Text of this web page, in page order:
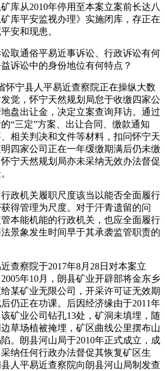
库从2010年停用至本案立案前长达八
库平安监视办理》实施闭库，存正在
安和现患。
通俗平易近事诉讼、行政诉讼有何
诉讼中的身份地位有何特点？
宁县人平易近查察院正在操纵大数
觉，怀宁天然规划局怠于收缴四家公
盘出让金，决定立案查询拜访。通过
“三定”方案、出让合同、缴款通知
相关判决和文件等材料，扣问怀宁天
四家公司正在一年缓缴期满后仍未缴
宁天然规划局亦未采纳无效办法督促
机关履职尺度该当以能否全面履行
得管理为尺度。对于汗青遗留的问
本能机能的行政机关，也应全面履行
景象发生时间早于其承袭监管职责的
察院于2017年8月28日对本案立
年10月，朗县矿业开辟部将金东乡
某矿业无限公司，开采许可证无效期
仍正在功课。后因经济缘由于2011年
矿业公司钻孔13处，矿洞未填埋，随
草场植被掩埋，矿区曲线公里摆布山
。朗县河山局于2010年正式成立，成
纳任何行政办法督促其恢复矿区生
人平易近查察院向朗县河山局制发查